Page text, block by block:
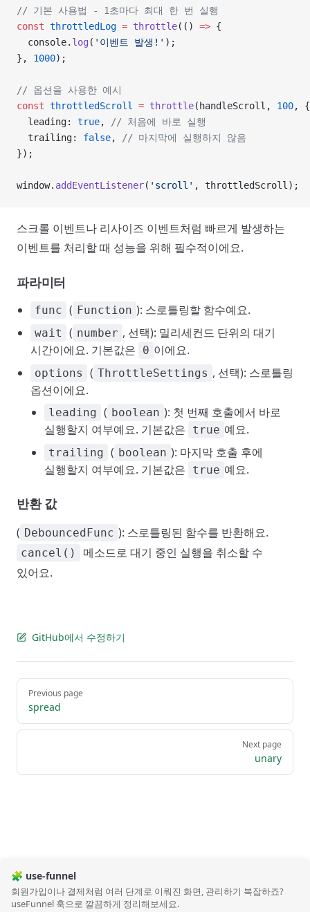
// 기본 사용법 - 1초마다 최대 한 번 실행
const throttledLog = throttle(() => {
  console.
log ( '이벤트 발생!' );
}, 1000);
// 옵션을 사용한 예시
const throttledScroll = throttle(handleScroll, 100, {
  leading:
true,
// 처음에 바로 실행
  trailing:
false,
// 마지막에 실행하지 않음
});
window. addEventListener( 'scroll' , throttledScroll);
스크롤 이벤트나 리사이즈 이벤트처럼 빠르게 발생하는
이벤트를 처리할 때 성능을 위해 필수적이에요.
파라미터
func ( Function ): 스로틀링할 함수예요.
wait ( number , 선택): 밀리세컨드 단위의 대기
시간이에요. 기본값은
0 이에요.
options ( ThrottleSettings , 선택): 스로틀링
옵션이에요.
leading ( boolean ): 첫 번째 호출에서 바로
실행할지 여부예요. 기본값은
true 예요.
trailing ( boolean ): 마지막 호출 후에
실행할지 여부예요. 기본값은
true 예요.
반환 값
( DebouncedFunc ): 스로틀링된 함수를 반환해요.
cancel()
메소드로 대기 중인 실행을 취소할 수
있어요.
GitHub에서 수정하기
Pager
Previous page
spread
Next page
unary
🧩 use-funnel
회원가입이나 결제처럼 여러 단계로 이뤄진 화면, 관리하기 복잡하죠?
useFunnel 훅으로 깔끔하게 정리해보세요.